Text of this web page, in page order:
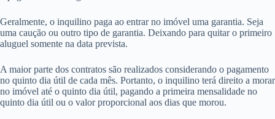
Geralmente, o inquilino paga ao entrar no imóvel uma garantia. Seja
uma caução ou outro tipo de garantia. Deixando para quitar o primeiro
aluguel somente na data prevista.
A maior parte dos contratos são realizados considerando o pagamento
no quinto dia útil de cada mês. Portanto, o inquilino terá direito a morar
no imóvel até o quinto dia útil, pagando a primeira mensalidade no
quinto dia útil ou o valor proporcional aos dias que morou.